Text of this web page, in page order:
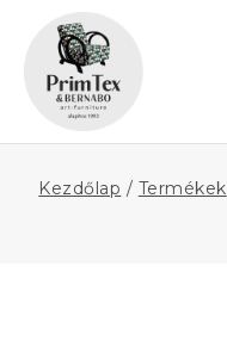
content
Kezdőlap / Termékek